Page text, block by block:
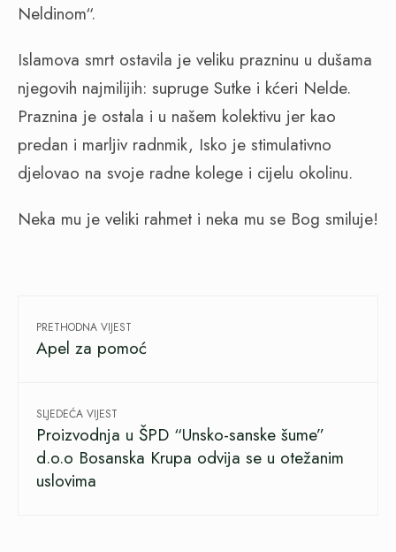
Neldinom“.
Islamova smrt ostavila je veliku prazninu u dušama
njegovih najmilijih: supruge Sutke i kćeri Nelde.
Praznina je ostala i u našem kolektivu jer kao
predan i marljiv radnmik, Isko je stimulativno
djelovao na svoje radne kolege i cijelu okolinu.
Neka mu je veliki rahmet i neka mu se Bog smiluje!
PRETHODNA VIJEST
Apel za pomoć
SLJEDEĆA VIJEST
Proizvodnja u ŠPD “Unsko-sanske šume”
d.o.o Bosanska Krupa odvija se u otežanim
uslovima